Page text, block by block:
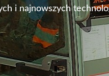
i najnowszych